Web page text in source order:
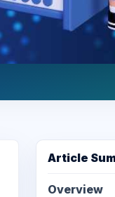
Article
Overview